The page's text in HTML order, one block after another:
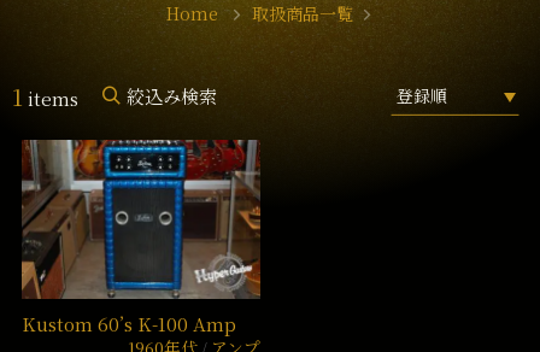
Home 取扱商品一覧
1 items 絞込み検索
Kustom 60’s K-100 Amp
1960年代 アンプ